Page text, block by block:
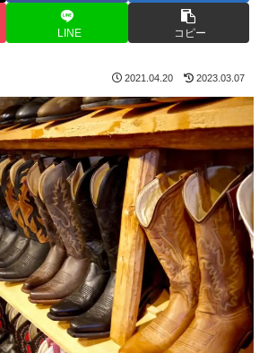
LINE コピー
2021.04.20 2023.03.07